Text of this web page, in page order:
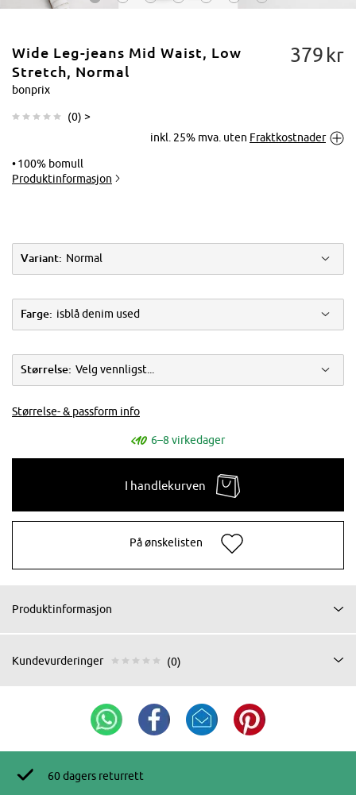
forstørre
Wide Leg-jeans Mid Waist, Low
Stretch, Normal
bonprix
(0) >
379 kr
inkl. 25% mva. uten Fraktkostnader
100% bomull
Produktinformasjon
Variant: Normal
Farge: isblå denim used
Størrelse: Velg vennligst...
Størrelse- & passform info
6–8 virkedager
I handlekurven
På ønskelisten
Produktinformasjon
Kundevurderinger (0)
60 dagers returrett